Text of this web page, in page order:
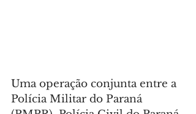
Uma operação conjunta entre a
Polícia Militar do Paraná